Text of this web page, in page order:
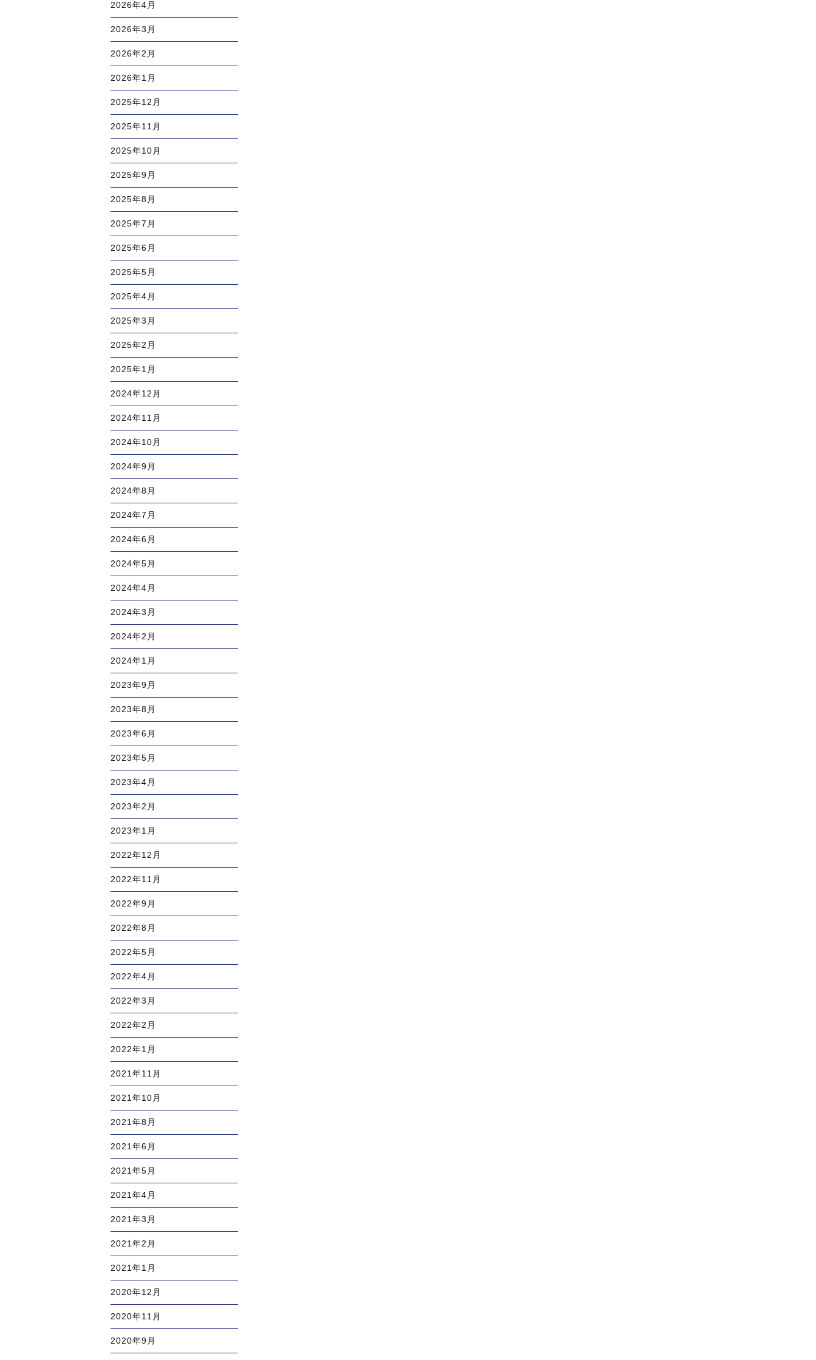
2026年4月
2026年3月
2026年2月
2026年1月
2025年12月
2025年11月
2025年10月
2025年9月
2025年8月
2025年7月
2025年6月
2025年5月
2025年4月
2025年3月
2025年2月
2025年1月
2024年12月
2024年11月
2024年10月
2024年9月
2024年8月
2024年7月
2024年6月
2024年5月
2024年4月
2024年3月
2024年2月
2024年1月
2023年9月
2023年8月
2023年6月
2023年5月
2023年4月
2023年2月
2023年1月
2022年12月
2022年11月
2022年9月
2022年8月
2022年5月
2022年4月
2022年3月
2022年2月
2022年1月
2021年11月
2021年10月
2021年8月
2021年6月
2021年5月
2021年4月
2021年3月
2021年2月
2021年1月
2020年12月
2020年11月
2020年9月